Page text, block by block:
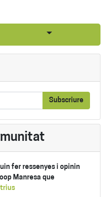
Seleccionar
Subscriure
fer ressenyes i opinin
Manresa que